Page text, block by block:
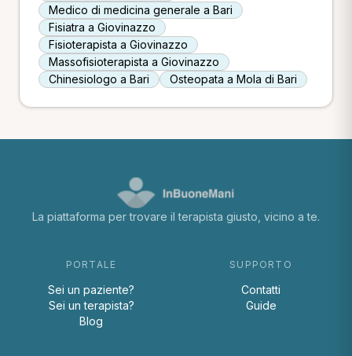
Medico di medicina generale a Bari
Fisiatra a Giovinazzo
Fisioterapista a Giovinazzo
Massofisioterapista a Giovinazzo
Chinesiologo a Bari
Osteopata a Mola di Bari
La piattaforma per trovare il terapista giusto, vicino a te.
PORTALE
Sei un paziente?
Sei un terapista?
Blog
SUPPORTO
Contatti
Guide